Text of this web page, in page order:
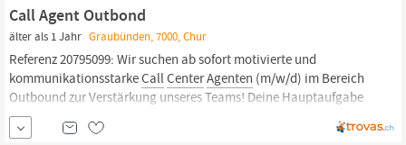
sind darauf ausgelegt, einen...
Call Agent Outbond
älter als 1 Jahr Graubünden, 7000, Chur
Referenz 20795099: Wir suchen ab sofort motivierte und
kommunikationsstarkeCallCenterAgenten (m/w/d) im Bereich
Outbound zur Verstärkung unseres Teams! Deine Hauptaufgabe
ist die Kundengewinnung und die Vereinbarung von Terminen für
unsere Geschäftspartner. Deine Aufgaben: Telefonische